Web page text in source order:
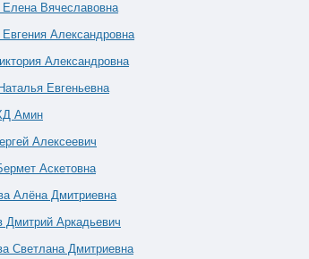
Елена Вячеславовна
Александровна
Александровна
Евгеньевна
Амин
Алексеевич
Аскетовна
Алёна Дмитриевна
Дмитрий Аркадьевич
Светлана Дмитриевна